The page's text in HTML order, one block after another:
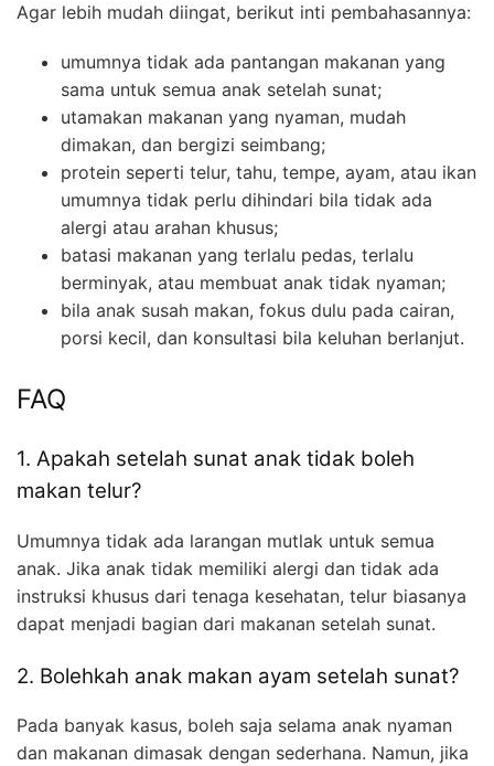
Agar lebih mudah diingat, berikut inti pembahasannya:
umumnya tidak ada pantangan makanan yang
sama untuk semua anak setelah sunat;
utamakan makanan yang nyaman, mudah
dimakan, dan bergizi seimbang;
protein seperti telur, tahu, tempe, ayam, atau ikan
umumnya tidak perlu dihindari bila tidak ada
alergi atau arahan khusus;
batasi makanan yang terlalu pedas, terlalu
berminyak, atau membuat anak tidak nyaman;
bila anak susah makan, fokus dulu pada cairan,
porsi kecil, dan konsultasi bila keluhan berlanjut.
FAQ
1. Apakah setelah sunat anak tidak boleh
makan telur?
Umumnya tidak ada larangan mutlak untuk semua
anak. Jika anak tidak memiliki alergi dan tidak ada
instruksi khusus dari tenaga kesehatan, telur biasanya
dapat menjadi bagian dari makanan setelah sunat.
2. Bolehkah anak makan ayam setelah sunat?
Pada banyak kasus, boleh saja selama anak nyaman
dan makanan dimasak dengan sederhana. Namun, jika